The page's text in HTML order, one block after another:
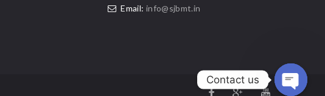
Email: info@sjbmt.in
Contact us